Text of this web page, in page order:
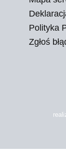
Polityka
Zgłoś